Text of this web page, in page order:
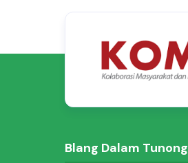
Blang Dalam Tunong